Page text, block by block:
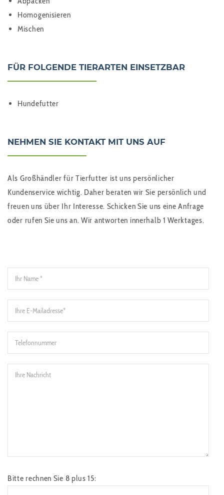
Homogenisieren
Mischen
FÜR FOLGENDE TIERARTEN EINSETZBAR
Hundefutter
NEHMEN SIE KONTAKT MIT UNS AUF
Als Großhändler für Tierfutter ist uns persönlicher
Kundenservice wichtig. Daher beraten wir Sie persönlich und
freuen uns über Ihr Interesse. Schicken Sie uns eine Anfrage
oder rufen Sie uns an. Wir antworten innerhalb 1 Werktages.
Bitte rechnen Sie 8 plus 15: